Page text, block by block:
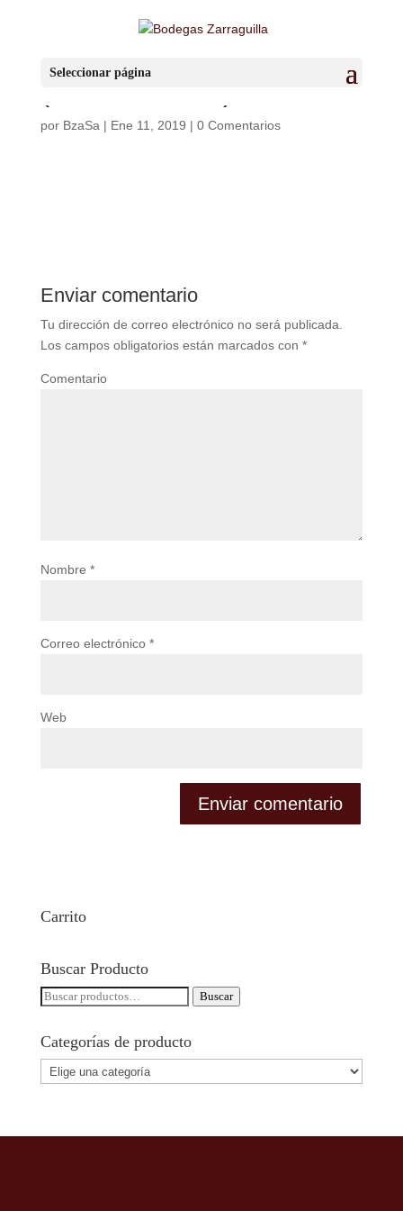
Seleccionar página
IMG_5671
por BzaSa | Ene 11, 2019 | 0 Comentarios
Enviar comentario
Tu dirección de correo electrónico no será publicada.
Los campos obligatorios están marcados con *
Comentario
Nombre *
Correo electrónico *
Web
Carrito
Buscar Producto
Buscar
Buscar
Categorías de producto